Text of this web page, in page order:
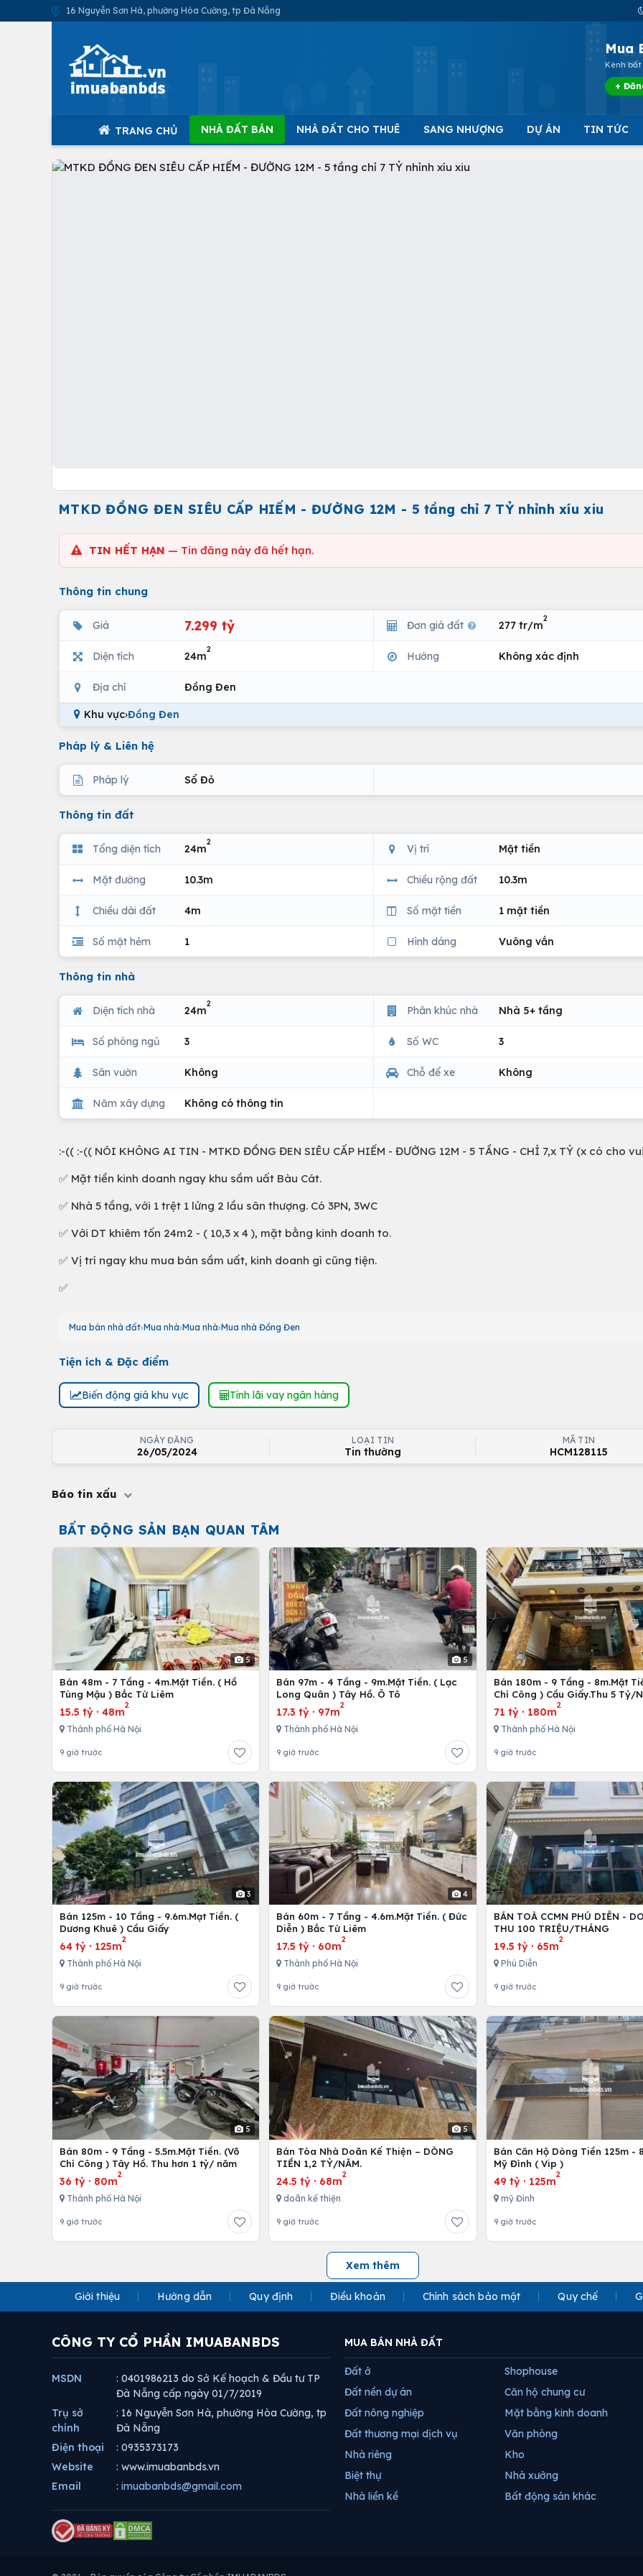
16 Nguyễn Sơn Hà, phường Hòa Cường, tp Đà Nẵng
Mua
Kênh
+
TRANG CHỦ NHÀ ĐẤT BÁN NHÀ ĐẤT CHO THUÊ SANG NHƯỢNG DỰ ÁN TIN TỨC
MTKD ĐỒNG ĐEN SIÊU CẤP HIẾM - ĐƯỜNG 12M - 5 tầng chỉ 7 TỶ nhỉnh xíu xiu
TIN HẾT HẠN — Tin đăng này đã hết hạn.
Thông tin chung
Giá 7.299 tỷ Đơn giá đất 277 tr/m
2
Diện tích 24m
2
Hướng Không xác định
Địa chỉ Đồng Đen
Khu vực›Đồng Đen
Pháp lý & Liên hệ
Pháp lý Sổ Đỏ
Thông tin đất
Tổng diện tích 24m
2
Vị trí Mặt tiền
Mặt đường 10.3m Chiều rộng đất 10.3m
Chiều dài đất 4m Số mặt tiền 1 mặt tiền
Số mặt hẻm 1 Hình dáng Vuông vắn
Thông tin nhà
Diện tích nhà 24m
2
Phân khúc nhà Nhà 5+ tầng
Số phòng ngủ 3 Số WC 3
Sân vườn Không Chỗ để xe Không
Năm xây dựng Không có thông tin
:-(( :-(( NÓI KHÔNG AI TIN - MTKD ĐỒNG ĐEN SIÊU CẤP HIẾM - ĐƯỜNG 12M - 5 TẦNG - CHỈ 7,x TỶ (x có cho
✅ Mặt tiền kinh doanh ngay khu sầm uất Bàu Cát.
✅ Nhà 5 tầng, với 1 trệt 1 lửng 2 lầu sân thượng. Có 3PN, 3WC
✅ Với DT khiêm tốn 24m2 - ( 10,3 x 4 ), mặt bằng kinh doanh to.
✅ Vị trí ngay khu mua bán sầm uất, kinh doanh gì cũng tiện.
✅
Mua bán nhà đất Mua nhà Mua nhà Mua nhà Đồng Đen
Tiện ích & Đặc điểm
Biến động giá khu vực Tính lãi vay ngân hàng
NGÀY ĐĂNG
26/05/2024
LOẠI TIN
Tin thường
MÃ TIN
HCM128115
Báo tin xấu
BẤT ĐỘNG SẢN BẠN QUAN TÂM
5
Bán 48m - 7 Tầng - 4m.Mặt Tiền. ( Hồ
Tùng Mậu ) Bắc Từ Liêm
15.5 tỷ · 48m
2
Thành phố Hà Nội
9 giờ trước
5
Bán 97m - 4 Tầng - 9m.Mặt Tiền. ( Lạc
Long Quân ) Tây Hồ. Ô Tô
17.3 tỷ · 97m
2
Thành phố Hà Nội
9 giờ trước
Bán 180m - 9 Tầng - 8m.Mặt
Chí Công ) Cầu Giấy.Thu 5 Tỷ/
71 tỷ· 180m
2
Thành phố Hà Nội
9 giờ trước
3
Bán 125m - 10 Tầng - 9.6m.Mạt Tiền. (
Dương Khuê ) Cầu Giấy
64 tỷ · 125m
2
Thành phố Hà Nội
9 giờ trước
4
Bán 60m - 7 Tầng - 4.6m.Mặt Tiền. ( Đức
Diễn ) Bắc Từ Liêm
17.5 tỷ · 60m
2
Thành phố Hà Nội
9 giờ trước
BÁN TOÀ CCMN PHÚ DIỄN -
THU 100 TRIỆU/THÁNG
19.5 tỷ· 65m
2
Phú Diễn
9 giờ trước
5
Bán 80m - 9 Tầng - 5.5m.Mặt Tiền. (Võ
Chí Công ) Tây Hồ. Thu hơn 1 tỷ/ năm
36 tỷ · 80m
2
Thành phố Hà Nội
9 giờ trước
5
Bán Tòa Nhà Doãn Kế Thiện – DÒNG
TIỀN 1,2 TỶ/NĂM.
24.5 tỷ · 68m
2
doãn kế thiện
9 giờ trước
Bán Căn Hộ Dòng Tiền 125m -
Mỹ Đình ( Vip )
49 tỷ· 125m
2
mỹ Đình
9 giờ trước
Xem thêm
Giới thiệu Hướng dẫn Quy định Điều khoản Chính sách bảo mật Quy chế
CÔNG TY CỔ PHẦN IMUABANBDS
MSDN
: 0401986213 do Sở Kế hoạch & Đầu tư TP
Đà Nẵng cấp ngày 01/7/2019
Trụ sở
chính
: 16 Nguyễn Sơn Hà, phường Hòa Cường, tp
Đà Nẵng
Điện thoại
: 0935373173
Website
: www.imuabanbds.vn
Email
: imuabanbds@gmail.com
MUA BÁN NHÀ ĐẤT
Đất ở
Đất nền dự án
Đất nông nghiệp
Đất thương mại dịch vụ
Nhà riêng
Biệt thự
Nhà liền kề
Shophouse
Căn hộ chung cư
Mặt bằng kinh doanh
Văn phòng
Kho
Nhà xưởng
Bất động sản khác